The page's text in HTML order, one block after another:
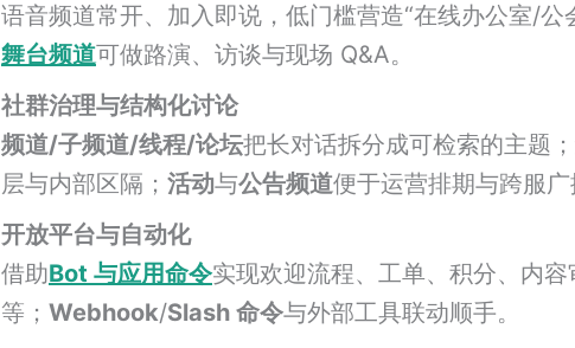
语音频道常开、加入即说，低门槛营造“在线办公室/公
舞台频道可做路演、访谈与现场 Q&A。
社群治理与结构化讨论
频道/子频道/线程/论坛把长对话拆分成可检索的主题；
层与内部区隔； 活动与公告频道便于运营排期与跨服广
开放平台与自动化
借助Bot 与应用命令实现欢迎流程、工单、积分、内
等； Webhook/Slash 命令与外部工具联动顺手。